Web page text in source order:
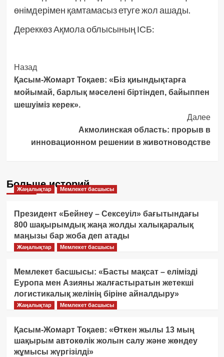
өнімдерімен қамтамасыз етуге жол ашады.
Дереккөз Ақмола облысының ІСБ:
Post
Navigation
Назад
Қасым-Жомарт Тоқаев: «Біз қиындықтарға
мойымай, барлық мәселені біртіндеп, байыппен
шешуіміз керек».
Далее
Акмолинская область: прорыв в
инновационном решении в животноводстве
Больше историй
Жаңалықтар Мемлекет басшысы
Президент «Бейнеу – Сексеуіл» бағытындағы
800 шақырымдық жаңа жолды халықаралық
маңызы бар жоба деп атады
Жаңалықтар Мемлекет басшысы
Мемлекет басшысы: «Басты мақсат – елімізді
Еуропа мен Азияны жалғастыратын жетекші
логистикалық желінің біріне айналдыру»
Жаңалықтар Мемлекет басшысы
Қасым-Жомарт Тоқаев: «Өткен жылы 13 мың
шақырым автокөлік жолын салу және жөндеу
жұмысы жүргізілді»